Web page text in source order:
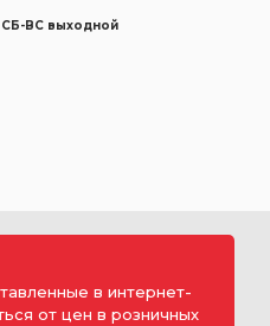
СБ-ВС выходной
в интернет-
от цен в розничных